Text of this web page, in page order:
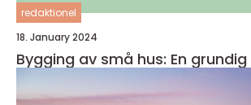
redaktionel
18. January 2024
Bygging av små hus: En